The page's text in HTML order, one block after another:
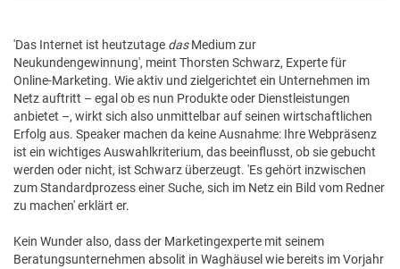
'Das Internet ist heutzutage dasMedium zur
Neukundengewinnung', meint Thorsten Schwarz, Experte für
Online-Marketing. Wie aktiv und zielgerichtet ein Unternehmen im
Netz auftritt – egal ob es nun Produkte oder Dienstleistungen
anbietet –, wirkt sich also unmittelbar auf seinen wirtschaftlichen
Erfolg aus. Speaker machen da keine Ausnahme: Ihre Webpräsenz
ist ein wichtiges Auswahlkriterium, das beeinflusst, ob sie gebucht
werden oder nicht, ist Schwarz überzeugt. 'Es gehört inzwischen
zum Standardprozess einer Suche, sich im Netz ein Bild vom Redner
zu machen' erklärt er.
Kein Wunder also, dass der Marketingexperte mit seinem
Beratungsunternehmen absolit in Waghäusel wie bereits im Vorjahr